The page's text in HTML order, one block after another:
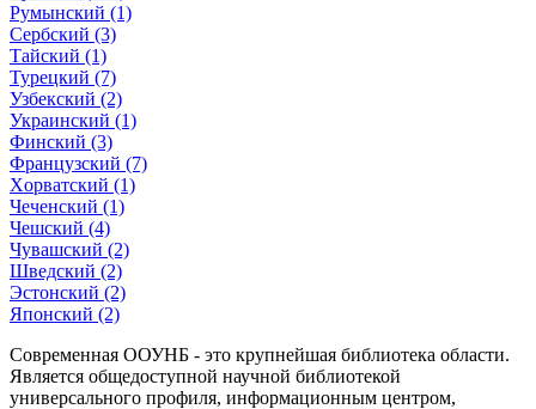
Румынский (1)
Сербский (3)
Тайский (1)
Турецкий (7)
Узбекский (2)
Украинский (1)
Финский (3)
Французский (7)
Xорватский (1)
Чеченский (1)
Чешский (4)
Чувашский (2)
Шведский (2)
Эстонский (2)
Японский (2)
Современная ООУНБ - это крупнейшая библиотека области.
Является общедоступной научной библиотекой
универсального профиля, информационным центром,